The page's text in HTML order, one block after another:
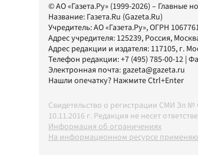
© АО «Газета.Ру» (1999-2026) – Главные
Название: Газета.Ru (Gazeta.Ru)
Учредитель:АО «Газета.Ру», ОГРН
Адрес учредителя: 125239, Россия,
Адрес редакции и издателя: 117105, г.
Телефон редакции:+7 (495) 785-00-12 |
Электронная почта:gazeta@gazeta.ru
Нашли опечатку? Нажмите Ctrl+Enter
Свидетельство о регистрации СМИ Эл
10.11.2016 г. Редакция не несет
Информация об ограничениях
На информационном ресурсе